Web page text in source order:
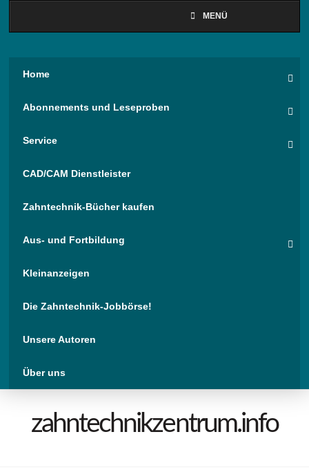
MENÜ
Home
Abonnements und Leseproben
Service
CAD/CAM Dienstleister
Zahntechnik-Bücher kaufen
Aus- und Fortbildung
Kleinanzeigen
Die Zahntechnik-Jobbörse!
Unsere Autoren
Über uns
zahntechnikzentrum.info